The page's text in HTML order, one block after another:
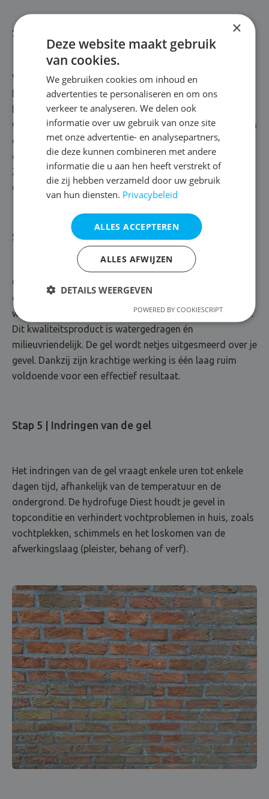
Stap 3 | Reinigen
Voordat we je gevel hydrofoberen, worden de voegen
hersteld en de stenen gereinigd. De reinigingsmethode
hangt af van het type aanslag op je buitenmuren. Zien
we mossen op je gevel? Dan behandelen we hem met een
doeltreffend ontmossingsproduct. Daarna spoelen we
de muur af met water, zodat de gevel volledig zuiver is.
Zo is hij helemaal klaar om geïmpregneerd te worden
door middel van een hydrofuge Berchem.
Stap 4 | Hydrofoberen gevel
Om vochtinfiltratie in metselwerk en betonnen
constructies te bestrijden, gebruiken wij Humifix: een
waterafstotende coating die we zelf hebben ontwikkeld.
Dit kwaliteitsproduct is watergedragen én
milieuvriendelijk. De gel wordt netjes uitgesmeerd over je
gevel. Dankzij zijn krachtige werking is één laag ruim
voldoende voor een effectief resultaat.
Stap 5 | Indringen van de gel
Het indringen van de gel vraagt enkele uren tot enkele
dagen tijd, afhankelijk van de temperatuur en de
ondergrond. De hydrofuge Diest houdt je gevel in
topconditie en verhindert vochtproblemen in huis, zoals
vochtplekken, schimmels en het loskomen van de
afwerkingslaag (pleister, behang of verf).
×
Deze website maakt gebruik
van cookies.
We gebruiken cookies om inhoud en
advertenties te personaliseren en om ons
verkeer te analyseren. We delen ook
informatie over uw gebruik van onze site
met onze advertentie- en analysepartners,
die deze kunnen combineren met andere
informatie die u aan hen heeft verstrekt of
die zij hebben verzameld door uw gebruik
van hun diensten. Privacybeleid
ALLES ACCEPTEREN
ALLES AFWIJZEN
DETAILS WEERGEVEN
POWERED BY COOKIESCRIPT